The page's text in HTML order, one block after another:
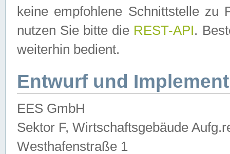
keine empfohlene Schnittstelle zu
nutzen Sie bitte die REST-API.
weiterhin bedient.
Entwurf und
EES GmbH
Sektor F, Wirtschaftsgebäude
Westhafenstraße 1